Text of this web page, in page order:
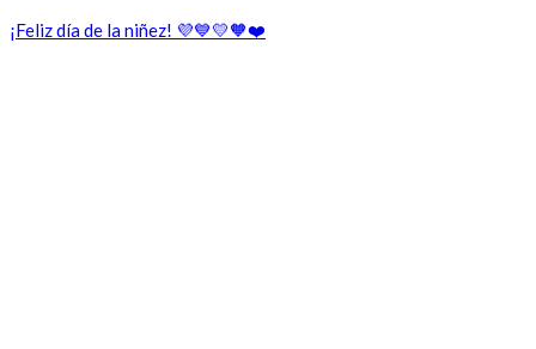
¡Feliz día de la niñez! 💜💙💛🧡❤️